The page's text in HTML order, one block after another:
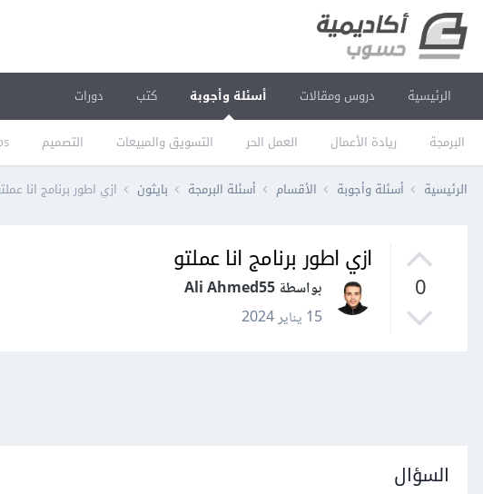
الرئيسية دروس ومقالات أسئلة وأجوبة
البرمجة ريادة الأعمال العمل الحر التسويق والمبيعات التصميم
كتب دورات
الرئيسية أسئلة وأجوبة الأقسام أسئلة البرمجة بايثون ازي اطور برنامج انا
0
ازي اطور برنامج انا عملتو
بواسطة Ali Ahmed55
15 يناير 2024
السؤال